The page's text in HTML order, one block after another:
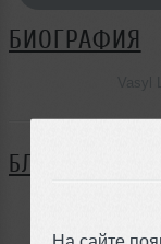
На сайте
БИОГРАФИЯ
БЛОГ